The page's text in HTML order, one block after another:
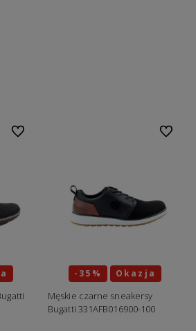
Do ulubionych
-35% Okazja
Męskie czarne sneakersy
Bugatti 331AFB016900-100
Do